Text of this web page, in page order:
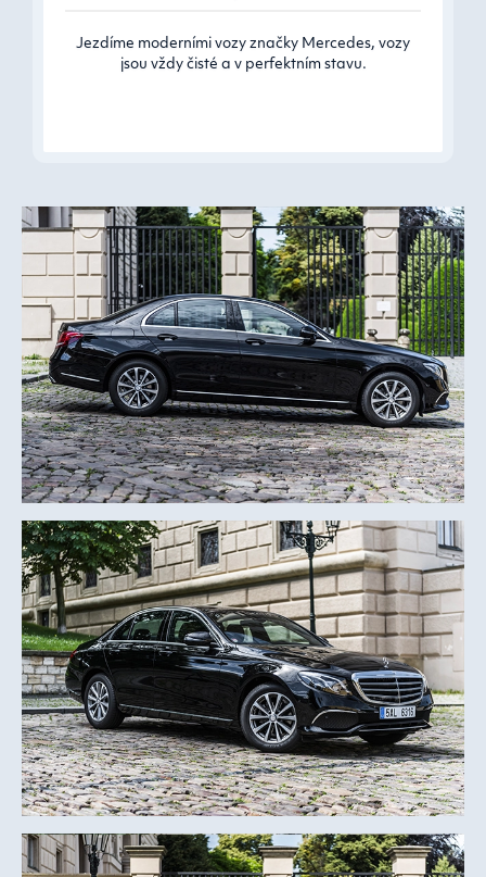
Jezdíme moderními vozy značky Mercedes, vozy
jsou vždy čisté a v perfektním stavu.